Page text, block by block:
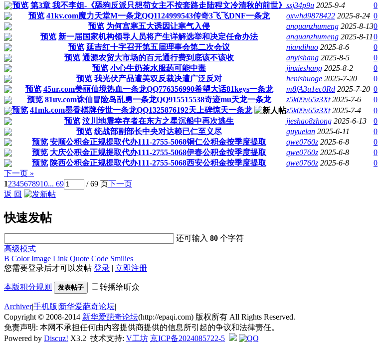
预览 第3章 我不李姐-《舔狗反派只想苟女主不按套路走陆程文冷清秋的前世》 ssj34p9u 2025-9-4 0
预览 41kv.com魔力天堂M一条龙QQ1124999543传奇3飞飞DNF一条龙 oxwhd9878422 2025-8-24 0
预览 为何宫寒五大诱因让寒气入侵 anquanzhumeng 2025-8-130
预览 新一届国家机构领导人员将产生详解选举和决定任命办法 anquanzhumeng 2025-8-110
预览 延吉红十字召开第五届理事会第二次会议 niandihuo 2025-8-6 0
预览 通源农贸大市场的百元通行费到底该不该收 anyishang 2025-8-5 0
预览 小心牛奶茶水服药可能中毒 jinxieshang 2025-8-2 0
预览 我光伏产品遭美双反裁决遭广泛反对 henishuoge 2025-7-20 0
预览 45ur.com美丽仙境热血一条龙QQ776356990希望大话81keys一条龙 m8fA3u1ec0Rd 2025-7-20 0
预览 81uv.com诛仙冒险岛乱勇一条龙QQ915515538奇迹mu天龙一条龙 z5k09v65z3Xt 2025-7-6 0
预览 41mk.com墨香棋牌传世一条龙QQ1325876192天上碑惊天一条龙 z5k09v65z3Xt 2025-7-4 0
预览 汶川地震幸存者在东方之星沉船中再次逃生 jieshao8zhong 2025-6-13 0
预览 统战部副部长中央对达赖已仁至义尽 guyuelan 2025-6-11 0
预览 安顺公积金正规提取代办111-2755-5068铜仁公积金按季度提取 qwe0760z 2025-6-8 0
预览 大庆公积金正规提取代办111-2755-5068伊春公积金按季度提取 qwe0760z 2025-6-8 0
预览 陕西公积金正规提取代办111-2755-5068西安公积金按季度提取 qwe0760z 2025-6-8 0
下一页 »
12345678910... 69 / 69 页下一页
返 回
快速发帖
还可输入80 个字符
高级模式
B Color Image Link Quote Code Smilies
您需要登录后才可以发帖 登录 | 立即注册
本版积分规则 发表帖子 转播给听众
Archiver|手机版|新华爱葩奇论坛|
Copyright © 2008-2014 新华爱葩奇论坛(http://epaqi.com) 版权所有 All Rights Reserved.
免责声明: 本网不承担任何由内容提供商提供的信息所引起的争议和法律责任。
Powered by Discuz! X3.2 技术支持: V工坊 京ICP备2024085722-5